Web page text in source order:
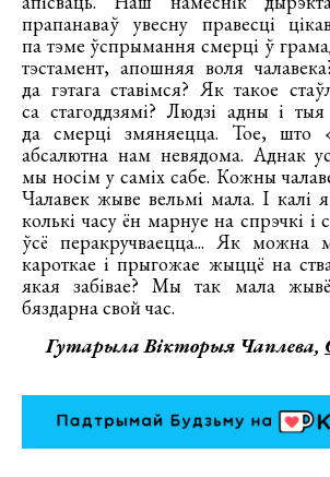
прапанаваў увесну правесці
па тэме ўспрымання смерці ў
тэстамент, апошняя воля
да гэтага ставімся? Як такое
са стагоддзямі? Людзі адны і
да смерці змяняецца. Тое,
абсалютна нам невядома. Аднак
мы носім у саміх сабе. Кожны
Чалавек жыве вельмі мала. І калі
колькі часу ён марнуе на спрэчкі і
ўсё перакручваецца... Як можна
кароткае і прыгожае жыццё на
якая забівае? Мы так мала
бяздарна свой час.
Гутарыла Вікторыя Чаплева,